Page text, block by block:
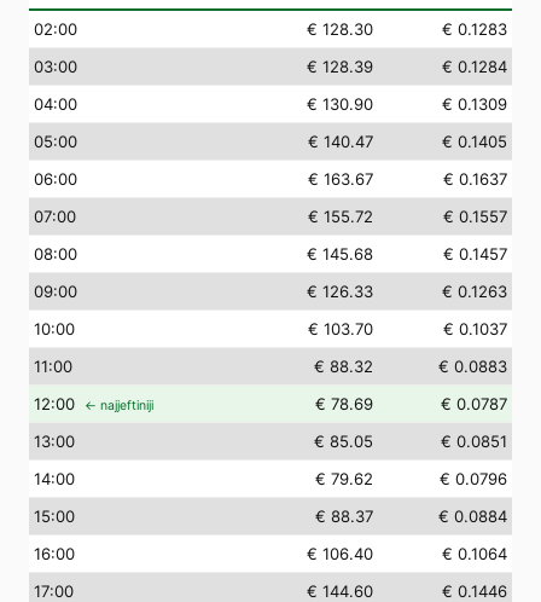
02:00 € 128.30
€ 0.1283
03:00 € 128.39
€ 0.1284
04:00 € 130.90
€ 0.1309
05:00 € 140.47
€ 0.1405
06:00 € 163.67
€ 0.1637
07:00 € 155.72
€ 0.1557
08:00 € 145.68
€ 0.1457
09:00 € 126.33
€ 0.1263
10:00 € 103.70
€ 0.1037
11:00 € 88.32
€ 0.0883
12:00 ← najjeftiniji € 78.69
€ 0.0787
13:00 € 85.05
€ 0.0851
14:00 € 79.62
€ 0.0796
15:00 € 88.37
€ 0.0884
16:00 € 106.40
€ 0.1064
17:00 € 144.60
€ 0.1446